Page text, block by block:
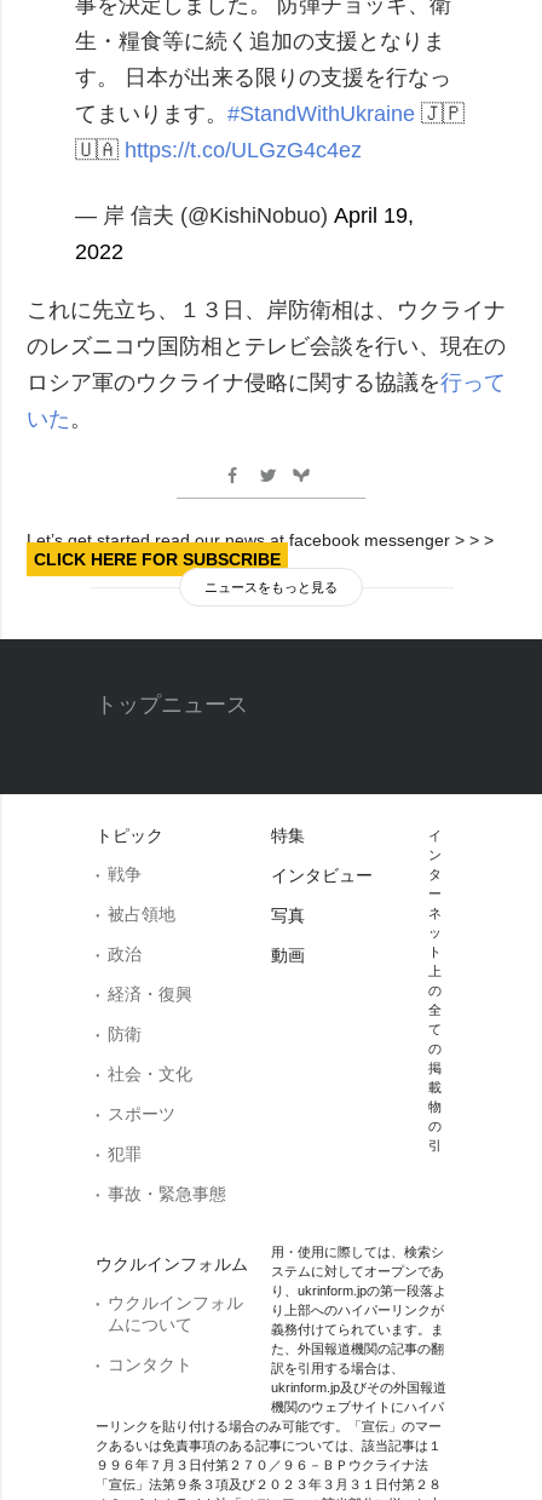
生・糧食等に続く追加の支援となりま
す。
日本が出来る限りの支援を行なっ
てまいります。#StandWithUkraine 🇯🇵
🇺🇦 https://t.co/ULGzG4c4ez
— 岸 信夫 (@KishiNobuo)April 19,
2022
これに先立ち、１３日、岸防衛相は、ウクライナ
のレズニコウ国防相とテレビ会談を行い、現在の
ロシア軍のウクライナ侵略に関する協議を行って
いた 。
Let’s get started read our news at facebook messenger > > >
CLICK HERE FOR SUBSCRIBE
ニュースをもっと見る
トップニュース
トピック
戦争
被占領地
政治
経済・復興
防衛
社会・文化
スポーツ
犯罪
事故・緊急事態
ウクルインフォルム
ウクルインフォル
ムについて
コンタクト
特集
インタビュー
写真
動画
イ
ン
タ
ー
ネ
ッ
ト
上
の
全
て
の
掲
載
物
の
引
用・使用に際しては、検索シ
ステムに対してオープンであ
り、ukrinform.jpの第一段落よ
り上部へのハイパーリンクが
義務付けてられています。ま
た、外国報道機関の記事の翻
訳を引用する場合は、
ukrinform.jp及びその外国報道
機関のウェブサイトにハイパ
ーリンクを貼り付ける場合のみ可能です。「宣伝」のマー
クあるいは免責事項のある記事については、該当記事は１
９９６年７月３日付第２７０／９６－ＢＰウクライナ法
「宣伝」法第９条３項及び２０２３年３月３１日付第２８